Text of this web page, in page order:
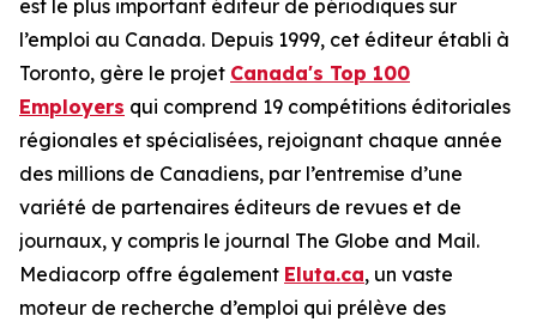
est le plus important éditeur de périodiques sur
l’emploi au Canada. Depuis 1999, cet éditeur établi à
Toronto, gère le projet Canada's Top 100
Employers qui comprend 19 compétitions éditoriales
régionales et spécialisées, rejoignant chaque année
des millions de Canadiens, par l’entremise d’une
variété de partenaires éditeurs de revues et de
journaux, y compris le journal The Globe and Mail.
Mediacorp offre également Eluta.ca, un vaste
moteur de recherche d’emploi qui prélève des